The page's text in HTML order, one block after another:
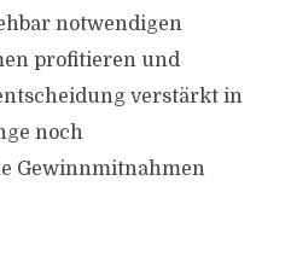
notwendigen
profitieren und
verstärkt in
noch
Gewinnmitnahmen